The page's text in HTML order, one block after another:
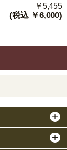
￥5,455
(税込 ￥6,000)